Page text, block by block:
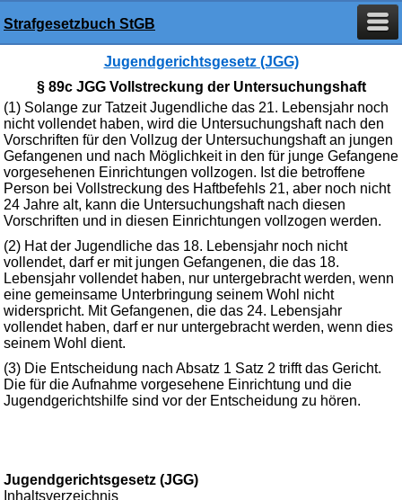
Strafgesetzbuch StGB
Jugendgerichtsgesetz (JGG)
§ 89c JGG Vollstreckung der Untersuchungshaft
(1) Solange zur Tatzeit Jugendliche das 21. Lebensjahr noch
nicht vollendet haben, wird die Untersuchungshaft nach den
Vorschriften für den Vollzug der Untersuchungshaft an jungen
Gefangenen und nach Möglichkeit in den für junge Gefangene
vorgesehenen Einrichtungen vollzogen. Ist die betroffene
Person bei Vollstreckung des Haftbefehls 21, aber noch nicht
24 Jahre alt, kann die Untersuchungshaft nach diesen
Vorschriften und in diesen Einrichtungen vollzogen werden.
(2) Hat der Jugendliche das 18. Lebensjahr noch nicht
vollendet, darf er mit jungen Gefangenen, die das 18.
Lebensjahr vollendet haben, nur untergebracht werden, wenn
eine gemeinsame Unterbringung seinem Wohl nicht
widerspricht. Mit Gefangenen, die das 24. Lebensjahr
vollendet haben, darf er nur untergebracht werden, wenn dies
seinem Wohl dient.
(3) Die Entscheidung nach Absatz 1 Satz 2 trifft das Gericht.
Die für die Aufnahme vorgesehene Einrichtung und die
Jugendgerichtshilfe sind vor der Entscheidung zu hören.
Jugendgerichtsgesetz (JGG)
Inhaltsverzeichnis